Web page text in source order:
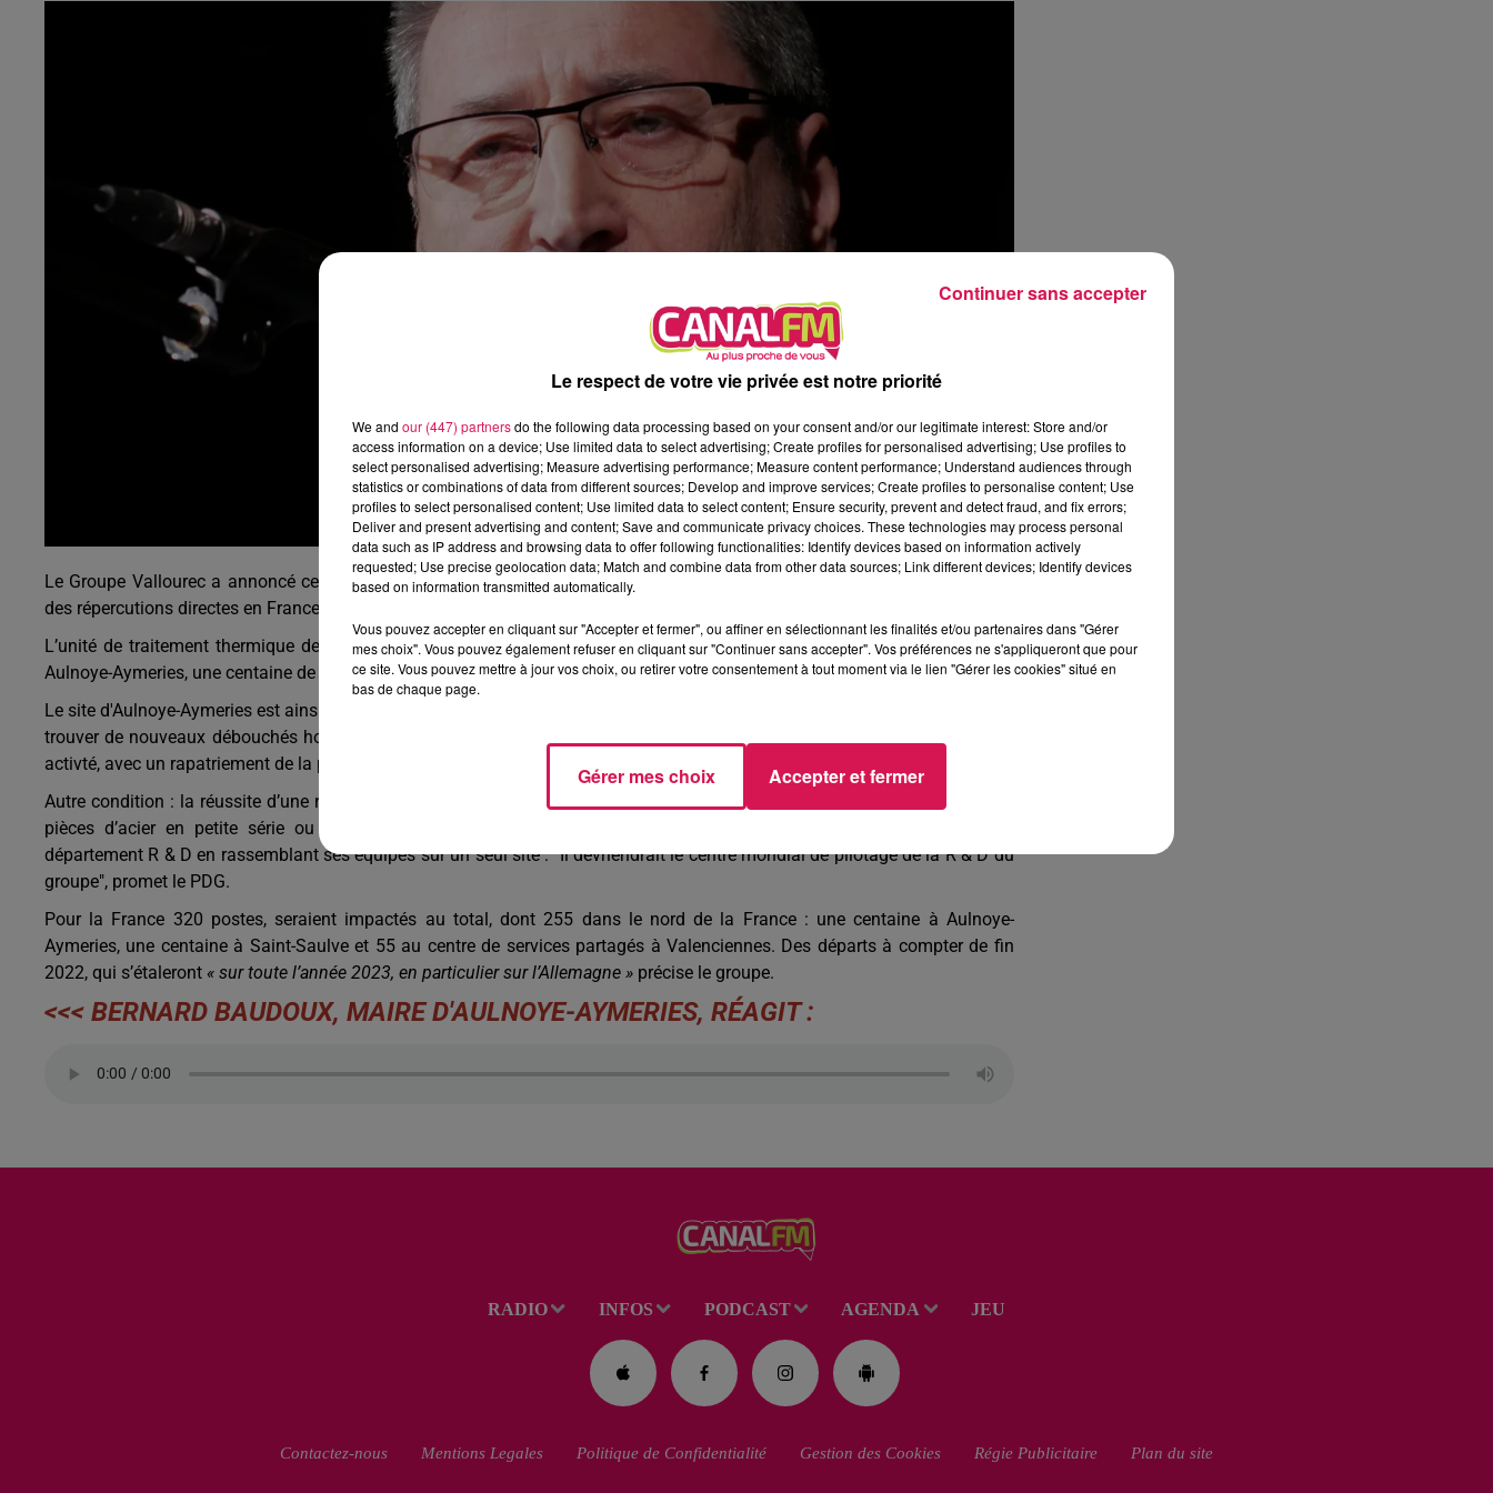
Le Groupe Vallourec a annoncé ce mercredi 18 mai de lancer le processus de fermeture de ses actifs en Allemagne, avec
des répercutions directes en France.
L’unité de traitement thermique de Saint-Saulve, cessera son activité, qui concerne environ une centaine de personnes. À
Aulnoye-Aymeries, une centaine de postes serait impactée par ce projet.
Le site d'Aulnoye-Aymeries est ainsi conservé mais à plusieurs conditions, a indiqué
trouver de nouveaux débouchés hors du marché des hydrocarbures. Un site du groupe en Écosse cesserait pour une autre
activté, avec un rapatriement de la production à Aulnoye.
Autre condition : la réussite d’une nouvelle activité de «
fabrication additive
». Des robots seront installés pour fabriquer des
pièces d’acier en petite série ou sur-mesure à la façon d’une imprimante 3D. Vallourec veut aussi rationaliser son
département R & D en rassemblant ses équipes sur un seul site : "Il devriendrait le centre mondial de pilotage de la R & D du
groupe", promet le PDG.
Pour la France 320 postes, seraient impactés au total, dont 255 dans le nord de la France : une centaine à Aulnoye-
Aymeries, une centaine à Saint-Saulve et 55 au centre de services partagés à Valenciennes. Des départs à compter de fin
2022, qui s’étaleront « sur toute l’année 2023, en particulier sur l’Allemagne » précise le groupe.
<<< BERNARD BAUDOUX, MAIRE D'AULNOYE-AYMERIES, RÉAGIT :
RADIO INFOS PODCAST AGENDA JEU
Contactez-nous Mentions Legales Politique de Confidentialité Gestion des Cookies Régie Publicitaire Plan du site
Le respect de votre vie privée est notre priorité
We and our (447) partnersdo the following data processing based on your consent and/or our legitimate interest: Store and/or
access information on a device; Use limited data to select advertising; Create profiles for personalised advertising; Use profiles to
select personalised advertising; Measure advertising performance; Measure content performance; Understand audiences through
statistics or combinations of data from different sources; Develop and improve services; Create profiles to personalise content; Use
profiles to select personalised content; Use limited data to select content; Ensure security, prevent and detect fraud, and fix errors;
Deliver and present advertising and content; Save and communicate privacy choices. These technologies may process personal
data such as IP address and browsing data to offer following functionalities: Identify devices based on information actively
requested; Use precise geolocation data; Match and combine data from other data sources; Link different devices; Identify devices
based on information transmitted automatically.
Vous pouvez accepter en cliquant sur "Accepter et fermer", ou affiner en sélectionnant les finalités et/ou partenaires dans "Gérer
mes choix". Vous pouvez également refuser en cliquant sur "Continuer sans accepter". Vos préférences ne s'appliqueront que pour
ce site. Vous pouvez mettre à jour vos choix, ou retirer votre consentement à tout moment via le lien "Gérer les cookies" situé en
bas de chaque page.
Gérer mes choix Accepter et fermer
Continuer sans accepter